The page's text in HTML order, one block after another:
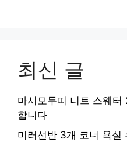
최신 글
마시모두띠 니트 스웨
합니다
미러선반 3개 코너 욕실